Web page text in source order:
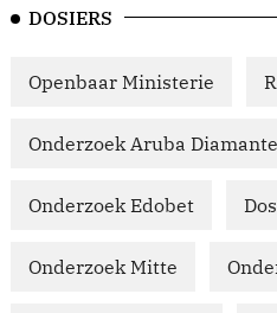
DOSIERS
Openbaar Ministerie
Onderzoek Aruba Diamante
Onderzoek Edobet
Onderzoek Mitte